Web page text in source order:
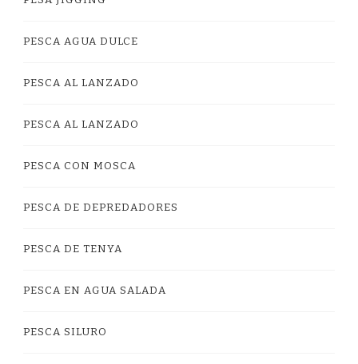
PESCA AGUA DULCE
PESCA AL LANZADO
PESCA AL LANZADO
PESCA CON MOSCA
PESCA DE DEPREDADORES
PESCA DE TENYA
PESCA EN AGUA SALADA
PESCA SILURO